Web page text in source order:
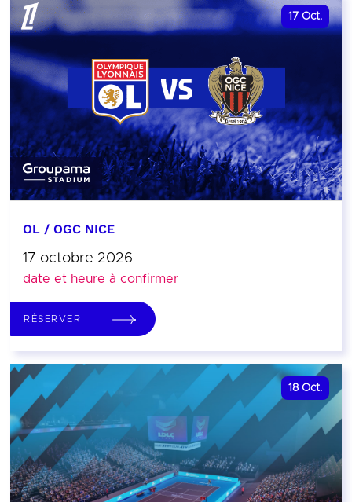
17 Oct.
OL / OGC NICE
17 octobre 2026
date et heure à confirmer
RÉSERVER
18 Oct.